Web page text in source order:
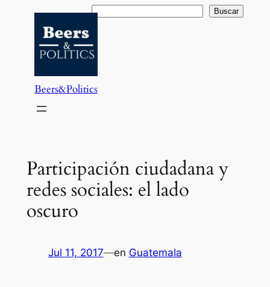
contenido
Buscar Buscar
Beers&Politics
Participación ciudadana y
redes sociales: el lado
oscuro
Jul 11, 2017—en Guatemala